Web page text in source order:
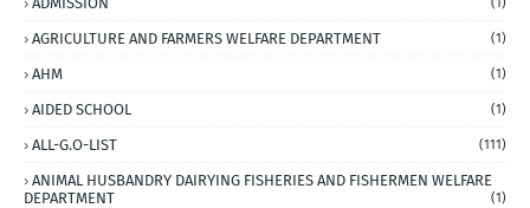
AGRICULTURE AND FARMERS WELFARE DEPARTMENT (1)
AHM (1)
AIDED SCHOOL (1)
ALL-G.O-LIST (111)
ANIMAL HUSBANDRY DAIRYING FISHERIES AND FISHERMEN WELFARE
DEPARTMENT
(1)